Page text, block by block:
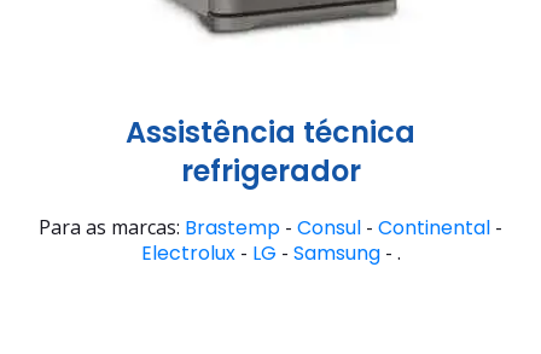
Assistência técnica
refrigerador
Para as marcas: Brastemp - Consul - Continental -
Electrolux- LG - Samsung- .